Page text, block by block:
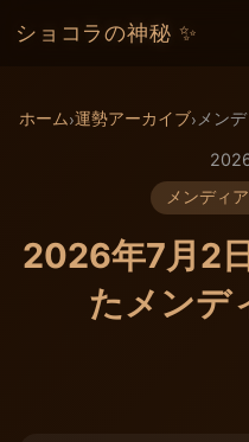
ショコラの神秘 ✨
ホーム›運勢アーカイブ› メン
メンディ
2026年7月2
たメンデ